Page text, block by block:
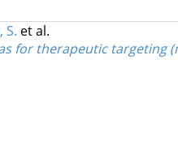
S. et al.
for therapeutic targeting